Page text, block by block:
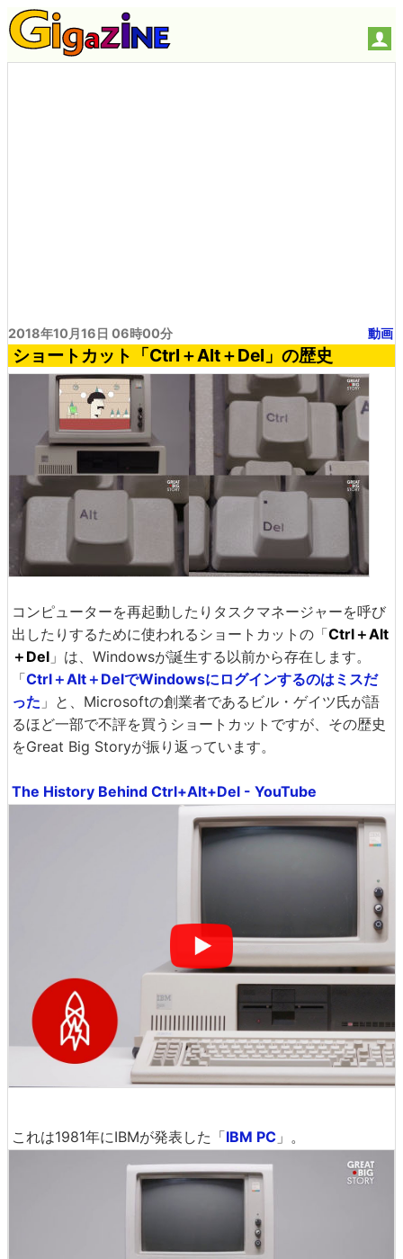
2018年10月16日 06時00分 動画
ショートカット「Ctrl＋Alt＋Del」の歴史
コンピューターを再起動したりタスクマネージャーを呼び
出したりするために使われるショートカットの「Ctrl＋Alt
＋Del 」は、Windowsが誕生する以前から存在します。
「Ctrl＋Alt＋DelでWindowsにログインするのはミスだ
った 」と、Microsoftの創業者であるビル・ゲイツ氏が語
るほど一部で不評を買うショートカットですが、その歴史
をGreat Big Storyが振り返っています。
The History Behind Ctrl+Alt+Del - YouTube
これは1981年にIBMが発表した「IBM PC 」。